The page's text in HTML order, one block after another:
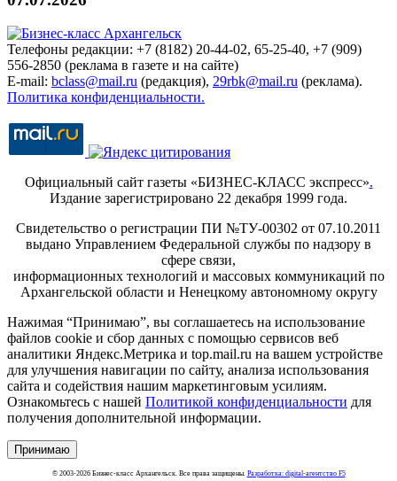
Телефоны редакции: +7 (8182) 20-44-02, 65-25-40, +7 (909)
556-2850 (реклама в газете и на сайте)
E-mail: bclass@mail.ru (редакция), 29rbk@mail.ru (реклама).
Политика конфиденциальности.
Официальный сайт газеты «БИЗНЕС-КЛАСС экспресс».
Издание зарегистрировано 22 декабря 1999 года.
Свидетельство о регистрации ПИ №ТУ-00302 от 07.10.2011
выдано Управлением Федеральной службы по надзору в
сфере связи,
информационных технологий и массовых коммуникаций по
Архангельской области и Ненецкому автономному округу
Нажимая “Принимаю”, вы соглашаетесь на использование
файлов cookie и сбор данных с помощью сервисов веб
аналитики Яндекс.Метрика и top.mail.ru на вашем устройстве
для улучшения навигации по сайту, анализа использования
сайта и содействия нашим маркетинговым усилиям.
Ознакомьтесь с нашей Политикой конфиденциальности для
получения дополнительной информации.
Принимаю
© 2003-2026 Бизнес-класс Архангельск. Все права защищены. Разработка: digital-агентство F5